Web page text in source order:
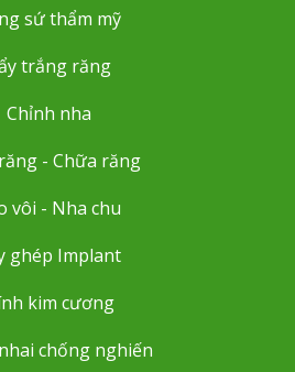
sứ thẩm mỹ
trắng răng
Chỉnh nha
- Chữa răng
vôi - Nha chu
ghép Implant
kim cương
chống nghiến